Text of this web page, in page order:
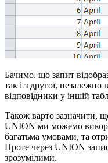
Бачимо, що запит
так і з другої, незалежно
відповідники у іншій
Також варто зазначити,
UNION ми можемо
багатьма умовами, та
Проте через UNION
зрозумілими.